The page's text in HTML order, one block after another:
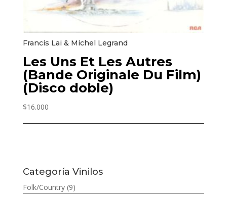
Francis Lai & Michel Legrand ‎
Les Uns Et Les Autres
(Bande Originale Du Film)
(Disco doble)
$16.000
Categoría Vinilos
Folk/Country (9)